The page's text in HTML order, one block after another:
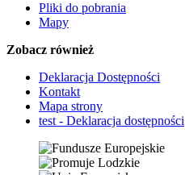
Pliki do pobrania
Mapy
Zobacz również
Deklaracja Dostępności
Kontakt
Mapa strony
test - Deklaracja dostępności